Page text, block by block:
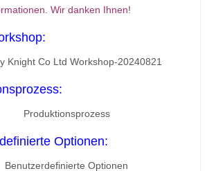
Wir danken Ihnen!
Optionen: